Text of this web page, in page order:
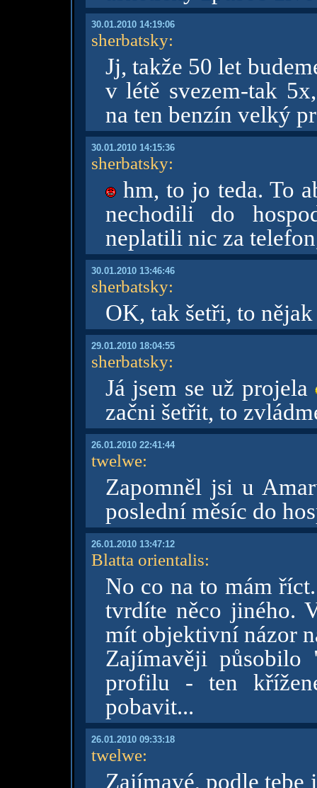
30.01.2010 14:19:06
sherbatsky:
Jj, takže 50 let
v létě svezem-tak
na ten benzín velký
30.01.2010 14:15:36
sherbatsky:
hm, to jo teda. To
nechodili do
neplatili nic za
30.01.2010 13:46:46
sherbatsky:
OK, tak šetři, to
29.01.2010 18:04:55
sherbatsky:
Já jsem se už projela
začni šetřit, to
26.01.2010 22:41:44
twelwe:
Zapomněl jsi u
poslední měsíc do
26.01.2010 13:47:12
Blatta orientalis:
No co na to mám
tvrdíte něco jiného.
mít objektivní názor
Zajímavěji
profilu - ten
pobavit...
26.01.2010 09:33:18
twelwe:
Zajímavé, podle tebe